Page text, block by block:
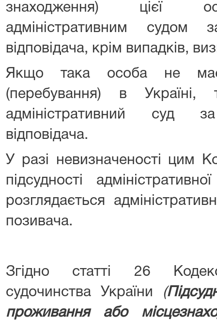
знаходження) цієї
адміністративним судом
відповідача, крім випадків,
Якщо така особа не
(перебування) в Україні,
адміністративний суд
відповідача.
У разі невизначеності цим
підсудності
розглядається
позивача.
Згідно статті 26
судочинства України (
проживання або